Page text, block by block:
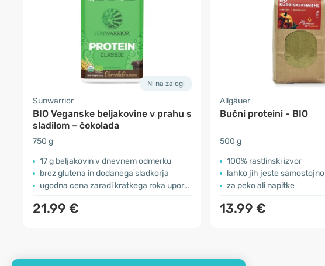
Ni na zalogi
Sunwarrior
BIO Veganske beljakovine v prahu s
sladilom – čokolada
750 g
17 g beljakovin v dnevnem odmerku
brez glutena in dodanega sladkorja
ugodna cena zaradi kratkega roka uporabe
21.99 €
Allgäuer
Bučni proteini - BIO
500 g
100% rastlinski izvor
lahko jih jeste samostojno
za peko ali napitke
13.99 €